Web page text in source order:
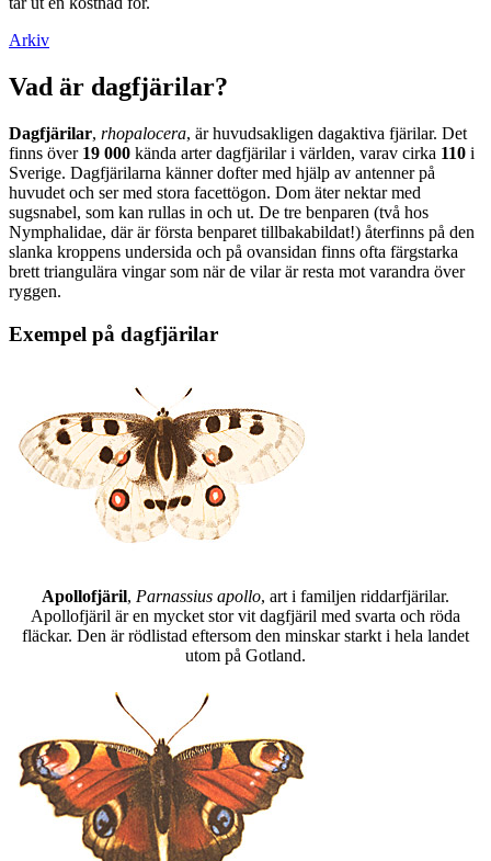
Arkiv
Vad är dagfjärilar?
Dagfjärilar, rhopalocera, är huvudsakligen dagaktiva fjärilar. Det
finns över 19 000 kända arter dagfjärilar i världen, varav cirka 110 i
Sverige. Dagfjärilarna känner dofter med hjälp av antenner på
huvudet och ser med stora facettögon. Dom äter nektar med
sugsnabel, som kan rullas in och ut. De tre benparen (två hos
Nymphalidae, där är första benparet tillbakabildat!) återfinns på den
slanka kroppens undersida och på ovansidan finns ofta färgstarka
brett triangulära vingar som när de vilar är resta mot varandra över
ryggen.
Exempel på dagfjärilar
Apollofjäril, Parnassius apollo, art i familjen riddarfjärilar.
Apollofjäril är en mycket stor vit dagfjäril med svarta och röda
fläckar. Den är rödlistad eftersom den minskar starkt i hela landet
utom på Gotland.